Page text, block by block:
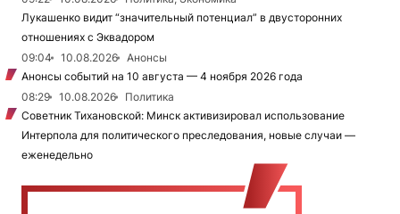
Лукашенко видит “значительный потенциал” в двусторонних
отношениях с Эквадором
09:04
10.08.2026
Анонсы
Анонсы событий на 10 августа — 4 ноября 2026 года
08:29
10.08.2026
Политика
Советник Тихановской: Минск активизировал использование
Интерпола для политического преследования, новые случаи —
еженедельно